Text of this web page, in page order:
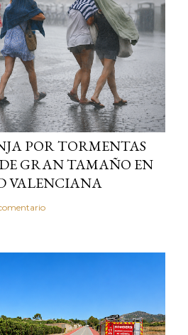
POR TORMENTAS
GRAN TAMAÑO EN
VALENCIANA